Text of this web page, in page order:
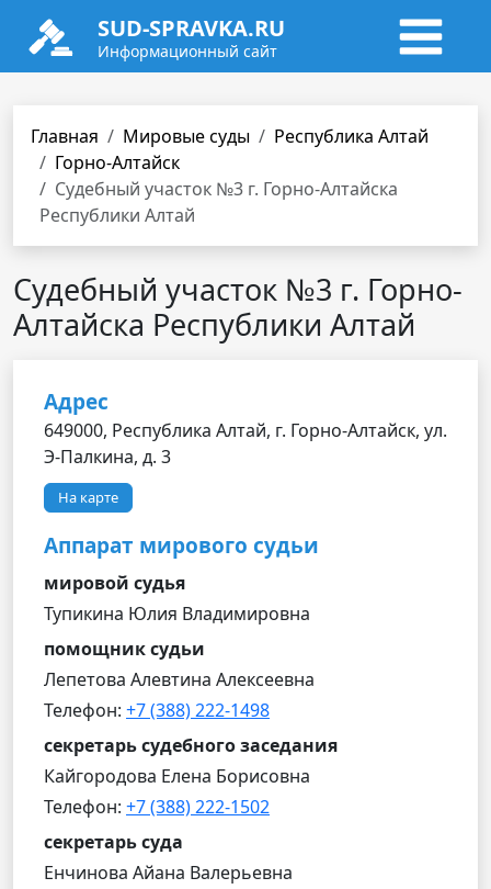
SUD-SPRAVKA.RU
Информационный сайт
Главная Мировые суды
Республика Алтай
Горно-Алтайск
Судебный участок №3 г. Горно-Алтайска
Республики Алтай
Судебный участок №3 г. Горно-
Алтайска Республики Алтай
Адрес
649000, Республика Алтай, г. Горно-Алтайск, ул.
Э-Палкина, д. 3
На карте
Аппарат мирового судьи
мировой судья
Тупикина Юлия Владимировна
помощник судьи
Лепетова Алевтина Алексеевна
Телефон: +7 (388) 222-1498
секретарь судебного заседания
Кайгородова Елена Борисовна
Телефон: +7 (388) 222-1502
секретарь суда
Енчинова Айана Валерьевна